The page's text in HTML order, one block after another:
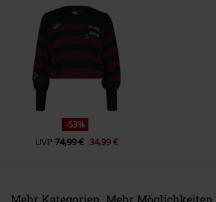
Kommentar jetzt abschicken!
-53%
UVP 74,99 € 34,99 €
Mehr Kategorien. Mehr Möglichkeiten.